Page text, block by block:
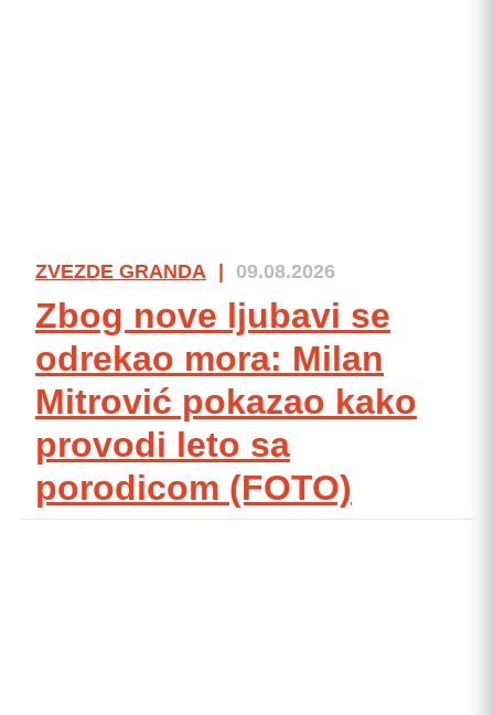
ZVEZDE GRANDA 09.08.2026
Zbog nove ljubavi se
odrekao mora: Milan
Mitrović pokazao kako
provodi leto sa
porodicom (FOTO)